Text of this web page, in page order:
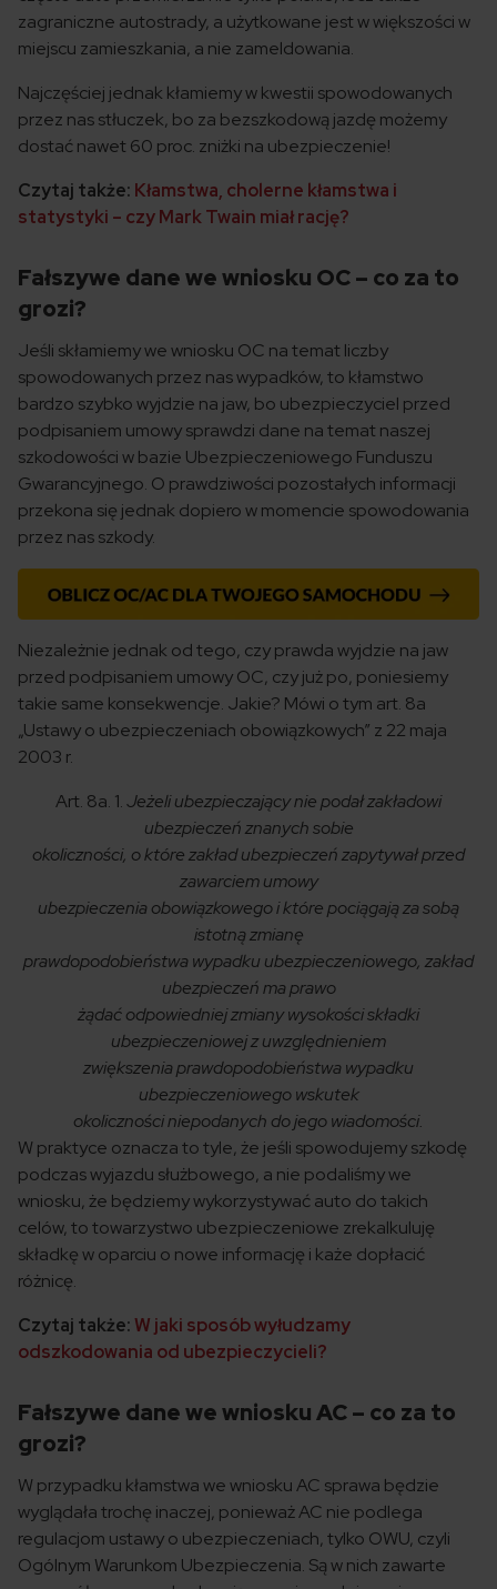
zagraniczne autostrady, a użytkowane jest w większości w
miejscu zamieszkania, a nie zameldowania.
Najczęściej jednak kłamiemy w kwestii spowodowanych
przez nas stłuczek, bo za bezszkodową jazdę możemy
dostać nawet 60 proc. zniżki na ubezpieczenie!
Czytaj także: Kłamstwa, cholerne kłamstwa i
statystyki – czy Mark Twain miał rację?
Fałszywe dane we wniosku OC – co za to
grozi?
Jeśli skłamiemy we wniosku OC na temat liczby
spowodowanych przez nas wypadków, to kłamstwo
bardzo szybko wyjdzie na jaw, bo ubezpieczyciel przed
podpisaniem umowy sprawdzi dane na temat naszej
szkodowości w bazie Ubezpieczeniowego Funduszu
Gwarancyjnego. O prawdziwości pozostałych informacji
przekona się jednak dopiero w momencie spowodowania
przez nas szkody.
Niezależnie jednak od tego, czy prawda wyjdzie na jaw
przed podpisaniem umowy OC, czy już po, poniesiemy
takie same konsekwencje. Jakie? Mówi o tym art. 8a
„Ustawy o ubezpieczeniach obowiązkowych” z 22 maja
2003 r.
Art. 8a. 1.Jeżeli ubezpieczający nie podał zakładowi
ubezpieczeń znanych sobie
okoliczności, o które zakład ubezpieczeń zapytywał przed
zawarciem umowy
ubezpieczenia obowiązkowego i które pociągają za sobą
istotną zmianę
prawdopodobieństwa wypadku ubezpieczeniowego, zakład
ubezpieczeń ma prawo
żądać odpowiedniej zmiany wysokości składki
ubezpieczeniowej z uwzględnieniem
zwiększenia prawdopodobieństwa wypadku
ubezpieczeniowego wskutek
okoliczności niepodanych do jego wiadomości.
W praktyce oznacza to tyle, że jeśli spowodujemy szkodę
podczas wyjazdu służbowego, a nie podaliśmy we
wniosku, że będziemy wykorzystywać auto do takich
celów, to towarzystwo ubezpieczeniowe zrekalkuluję
składkę w oparciu o nowe informację i każe dopłacić
różnicę.
Czytaj także:W jaki sposób wyłudzamy
odszkodowania od ubezpieczycieli?
Fałszywe dane we wniosku AC – co za to
grozi?
W przypadku kłamstwa we wniosku AC sprawa będzie
wyglądała trochę inaczej, ponieważ AC nie podlega
regulacjom ustawy o ubezpieczeniach, tylko OWU, czyli
Ogólnym Warunkom Ubezpieczenia. Są w nich zawarte